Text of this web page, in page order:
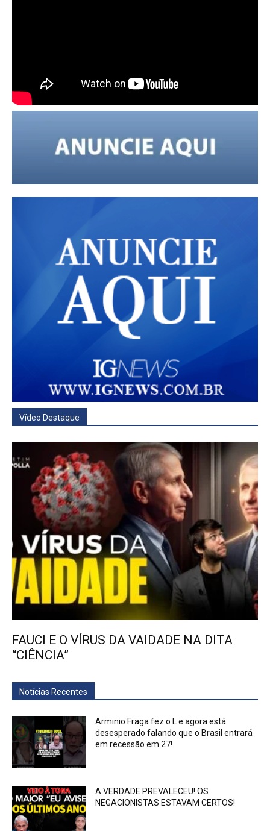
Vídeo Destaque
FAUCI E O VÍRUS DA VAIDADE NA DITA
“CIÊNCIA”
Notícias Recentes
Arminio Fraga fez o L e agora está
desesperado falando que o Brasil entrará
em recessão em 27!
A VERDADE PREVALECEU! OS
NEGACIONISTAS ESTAVAM CERTOS!